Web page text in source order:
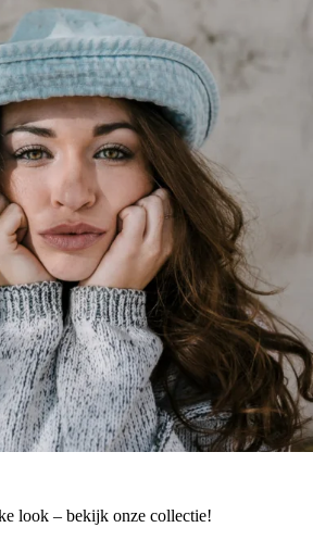
look – bekijk onze collectie!